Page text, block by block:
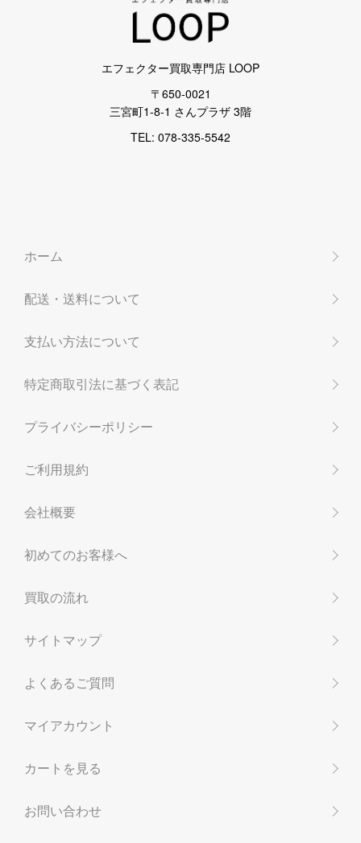
エフェクター買取専門店 LOOP
〒650-0021
三宮町1-8-1 さんプラザ 3階
TEL: 078-335-5542
ホーム
配送・送料について
支払い方法について
特定商取引法に基づく表記
プライバシーポリシー
ご利用規約
会社概要
初めてのお客様へ
買取の流れ
サイトマップ
よくあるご質問
マイアカウント
カートを見る
お問い合わせ